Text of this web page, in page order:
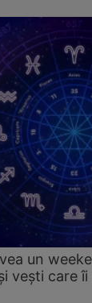
un
vești care